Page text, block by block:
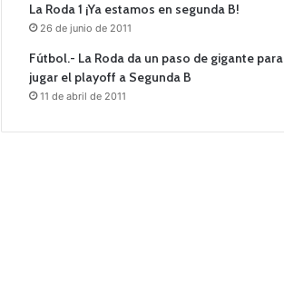
La Roda 1 ¡Ya estamos en segunda B!
26 de junio de 2011
Fútbol.- La Roda da un paso de gigante para
jugar el playoff a Segunda B
11 de abril de 2011